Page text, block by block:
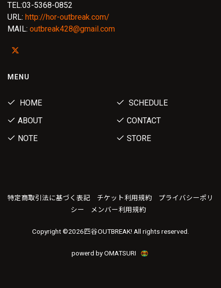
TEL:03-5368-0852
URL: http://hor-outbreak.com/
MAIL: outbreak428@gmail.com
MENU
HOME
SCHEDULE
ABOUT
CONTACT
NOTE
STORE
特定商取引法に基づく表記 チケット利用規約
プライバシーポリ
シー
メンバー利用規約
Copyright ©2026四谷OUTBREAK! All rights reserved.
powerd by OMATSURI